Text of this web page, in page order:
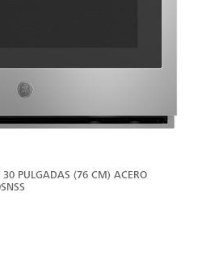
30 PULGADAS (76 CM) ACERO